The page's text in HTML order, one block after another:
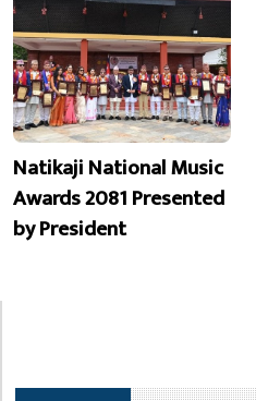
Natikaji National Music
Awards 2081 Presented
by President